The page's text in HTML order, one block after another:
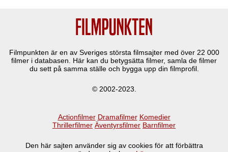
Filmpunkten är en av Sveriges största filmsajter med över 22 000
filmer i databasen. Här kan du betygsätta filmer, samla de filmer
du sett på samma ställe och bygga upp din filmprofil.
© 2002-2023.
Actionfilmer Dramafilmer Komedier
Thrillerfilmer Äventyrsfilmer Barnfilmer
Den här sajten använder sig av cookies för att förbättra